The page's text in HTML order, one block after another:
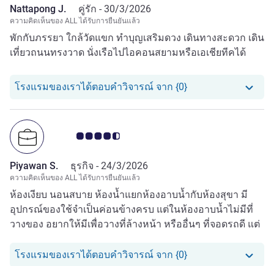
Nattapong J. คู่รัก - 30/3/2026
ความคิดเห็นของ ALL ได้รับการยืนยันแล้ว
พักกับภรรยา ใกล้วัดแขก ทำบุญเสริมดวง เดินทางสะดวก เดิน
เที่ยวถนนทรงวาด นั่งเรือไปไอคอนสยามหรือเอเชียทีคได้
โรงแรมของเราได้ตอบคำวิจารณ์ จาก {0}โรงแรมของเราได้
คะแนนความคิดเห็นจากแขก 4.5/5
Piyawan S. ธุรกิจ - 24/3/2026
ความคิดเห็นของ ALL ได้รับการยืนยันแล้ว
ห้องเงียบ นอนสบาย ห้องน้ำแยกห้องอาบน้ำกับห้องสุขา มี
อุปกรณ์ของใช้จำเป็นค่อนข้างครบ แต่ในห้องอาบน้ำไม่มีที่
วางของ อยากให้มีเพื่อวางที่ล้างหน้า หรืออื่นๆ ที่จอดรถดี แต่
โรงแรมของเราได้ตอบคำวิจารณ์ จาก {0}โรงแรมของเราได้